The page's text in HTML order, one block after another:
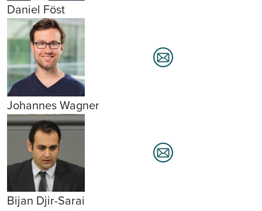
Daniel Föst
Johannes Wagner
Bijan Djir-Sarai